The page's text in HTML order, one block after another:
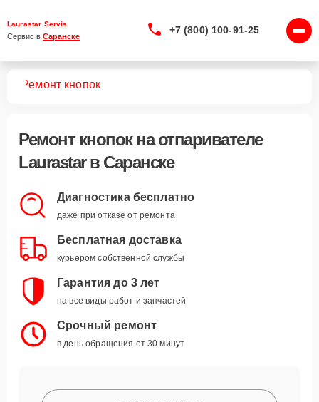
Laurastar Servis
Сервис в Саранске
+7 (800) 100-91-25
Ремонт кнопок
Ремонт кнопокна отпаривателе
Laurastar в Саранске
Диагностика бесплатно
даже при отказе от ремонта
Бесплатная доставка
курьером собственной службы
Гарантия до 3 лет
на все виды работ и запчастей
Срочный ремонт
в день обращения от 30 минут